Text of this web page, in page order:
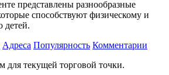
представлены разнообразные
способствуют физическому и
детей.
Адреса Популярность Комментарии
для текущей торговой точки.